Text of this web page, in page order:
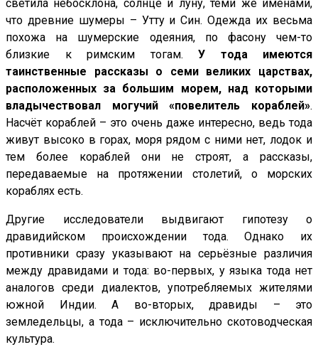
светила небосклона, солнце и луну, теми же именами,
что древние шумеры – Утту и Син. Одежда их весьма
похожа на шумерские одеяния, по фасону чем-то
близкие к римским тогам. У тода имеются
таинственные рассказы о семи великих царствах,
расположенных за большим морем, над которыми
владычествовал могучий «повелитель кораблей».
Насчёт кораблей – это очень даже интересно, ведь тода
живут высоко в горах, моря рядом с ними нет, лодок и
тем более кораблей они не строят, а рассказы,
передаваемые на протяжении столетий, о морских
кораблях есть.
Другие исследователи выдвигают гипотезу о
дравидийском происхождении тода. Однако их
противники сразу указывают на серьёзные различия
между дравидами и тода: во-первых, у языка тода нет
аналогов среди диалектов, употребляемых жителями
южной Индии. А во-вторых, дравиды – это
земледельцы, а тода – исключительно скотоводческая
культура.